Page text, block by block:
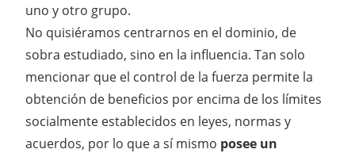
uno y otro grupo.
No quisiéramos centrarnos en el dominio, de
sobra estudiado, sino en la influencia. Tan solo
mencionar que el control de la fuerza permite la
obtención de beneficios por encima de los límites
socialmente establecidos en leyes, normas y
acuerdos, por lo que a sí mismo posee un